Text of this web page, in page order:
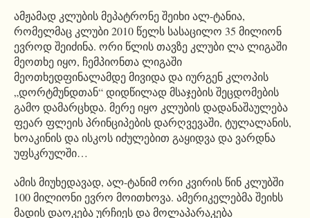
ამჟამად კლუბის მეპატრონე შეიხი ალ-ტანია,
რომელმაც კლუბი 2010 წელს სასაცილო 35 მილიონ
ევროდ შეიძინა. ორი წლის თავზე კლუბი ლა ლიგაში
მეოთხე იყო, ჩემპიონთა ლიგაში
მეოთხედფინალამდე მივიდა და იურგენ კლოპის
„დორტმუნდთან“ დიდწილად მსაჯების შეცდომების
გამო დამარცხდა. მერე იყო კლუბის დადანაშაულება
ფეარ ფლეის პრინციპების დარღვევაში, ტულალანის,
ხოაკინის და ისკოს იძულებით გაყიდვა და ვარდნა
უფსკრულში…
ამის მიუხედავად, ალ-ტანიმ ორი კვირის წინ კლუბში
100 მილიონი ევრო მოითხოვა. ამერიკელებმა შეიხს
მადის დაოკება ურჩიეს და მოლაპარაკება